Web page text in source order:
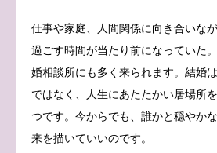
仕事や家庭、人間関係に向き合いな
過ごす時間が当たり前になっていた
婚相談所にも多く来られます。結婚
ではなく、人生にあたたかい居場所
つです。今からでも、誰かと穏やか
来を描いていいのです。